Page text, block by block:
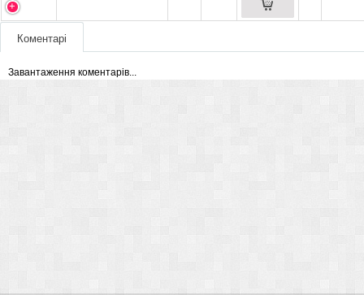
Коментарі
Завантаження коментарів...